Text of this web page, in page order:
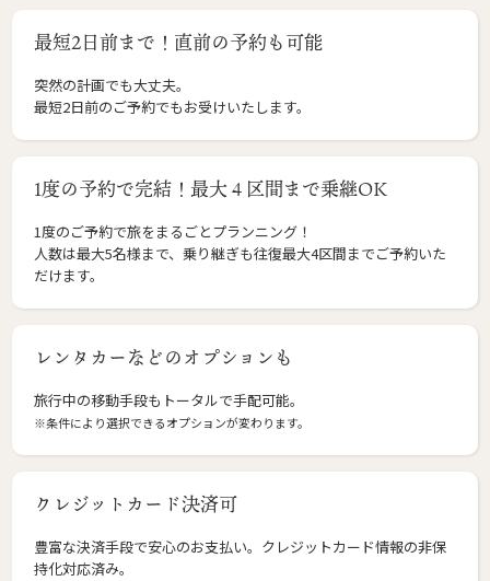
最短2日前まで！直前の予約も可能
突然の計画でも大丈夫。
最短2日前のご予約でもお受けいたします。
1度の予約で完結！最大４区間まで乗継OK
1度のご予約で旅をまるごとプランニング！
人数は最大5名様まで、乗り継ぎも往復最大4区間までご予約いた
だけます。
レンタカーなどのオプションも
旅行中の移動手段もトータルで手配可能。
※条件により選択できるオプションが変わります。
クレジットカード決済可
豊富な決済手段で安心のお支払い。クレジットカード情報の非保
持化対応済み。